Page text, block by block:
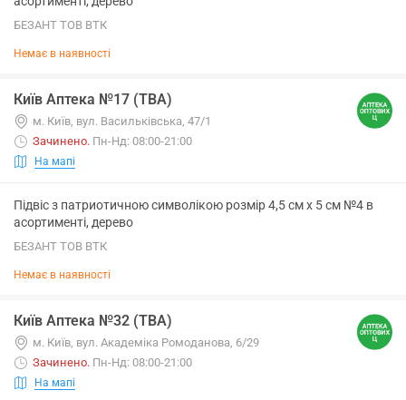
БЕЗАНТ ТОВ ВТК
Немає в наявності
Київ Аптека №17 (ТВА)
м. Київ, вул. Васильківська, 47/1
Зачинено. Пн-Нд: 08:00-21:00
На мапі
Підвіс з патриотичною символікою розмір 4,5 см х 5 см №4 в
асортименті, дерево
БЕЗАНТ ТОВ ВТК
Немає в наявності
Київ Аптека №32 (ТВА)
м. Київ, вул. Академіка Ромоданова, 6/29
Зачинено. Пн-Нд: 08:00-21:00
На мапі